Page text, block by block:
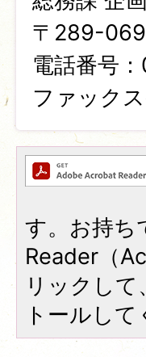
〒289-
電話番号
ファック
す。お持ち
Reader（
リックし
トールして